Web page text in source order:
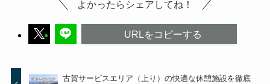
よかったらシェアしてね！
URLをコピーする
古賀サービスエリア（上り）の快適な休憩施設を徹底